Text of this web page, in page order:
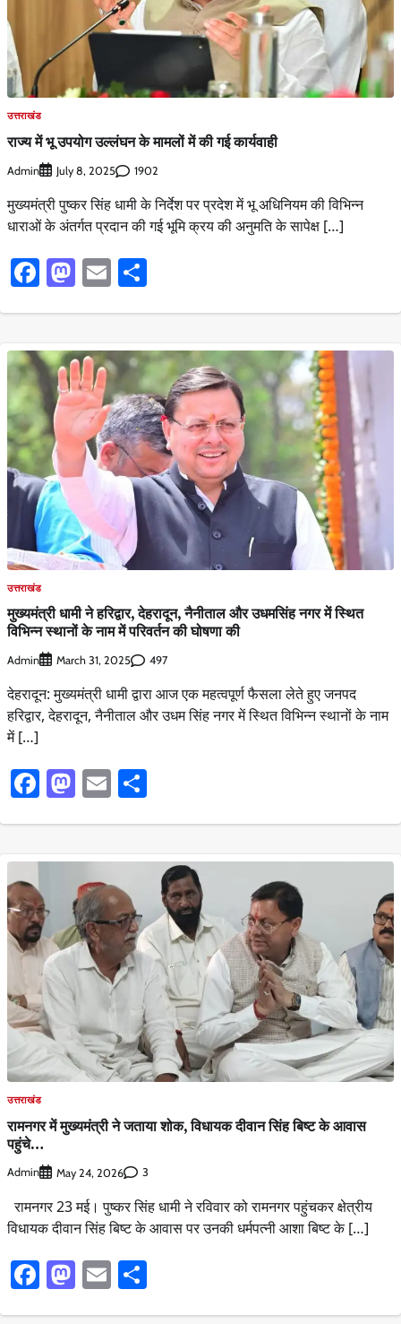
उत्तराखंड
राज्य में भू उपयोग उल्लंघन के मामलों में की गई कार्यवाही
Admin July 8, 2025 1902
मुख्यमंत्री पुष्कर सिंह धामी के निर्देश पर प्रदेश में भू अधिनियम की विभिन्न
धाराओं के अंतर्गत प्रदान की गई भूमि क्रय की अनुमति के सापेक्ष […]
Facebook
Mastodon
Email
उत्तराखंड
मुख्यमंत्री धामी ने हरिद्वार, देहरादून, नैनीताल और उधमसिंह नगर में स्थित
विभिन्न स्थानों के नाम में परिवर्तन की घोषणा की
Admin March 31, 2025 497
देहरादून: मुख्यमंत्री धामी द्वारा आज एक महत्वपूर्ण फैसला लेते हुए जनपद
हरिद्वार, देहरादून, नैनीताल और उधम सिंह नगर में स्थित विभिन्न स्थानों के नाम
में […]
Facebook
Mastodon
Email
उत्तराखंड
रामनगर में मुख्यमंत्री ने जताया शोक, विधायक दीवान सिंह बिष्ट के आवास
पहुंचे…
Admin May 24, 2026 3
रामनगर 23 मई। पुष्कर सिंह धामी ने रविवार को रामनगर पहुंचकर क्षेत्रीय
विधायक दीवान सिंह बिष्ट के आवास पर उनकी धर्मपत्नी आशा बिष्ट के […]
Facebook
Mastodon
Email